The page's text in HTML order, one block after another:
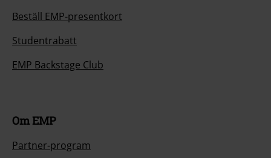
Beställ EMP-presentkort
Studentrabatt
EMP Backstage Club
Om EMP
Partner-program